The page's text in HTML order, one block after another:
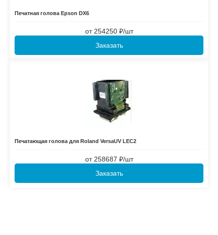
Печатная голова Epson DX6
от254250 ₽/шт
Заказать
Печатающая голова для Roland VersaUV LEC2
от258687 ₽/шт
Заказать